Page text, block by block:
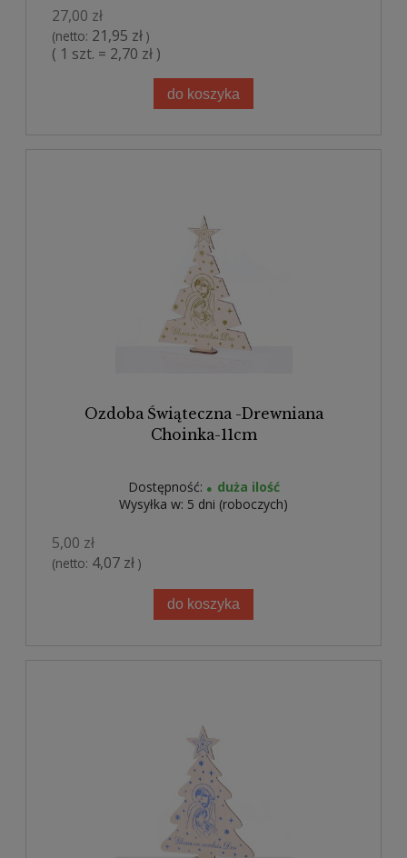
27,00 zł
(netto: 21,95 zł )
( 1 szt. = 2,70 zł )
do koszyka
Ozdoba Świąteczna -Drewniana
Choinka-11cm
Dostępność:
duża ilość
Wysyłka w: 5 dni (roboczych)
5,00 zł
(netto: 4,07 zł )
do koszyka